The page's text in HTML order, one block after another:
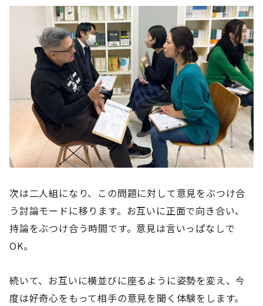
次は二人組になり、この問題に対して意見をぶつけ合
う討論モードに移ります。お互いに正面で向き合い、
持論をぶつけ合う時間です。意見は言いっぱなしで
OK。
続いて、お互いに横並びに座るように姿勢を変え、今
度は好奇心をもって相手の意見を聞く体験をします。